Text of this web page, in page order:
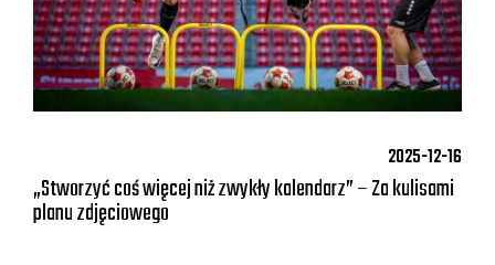
2025-12-16
„Stworzyć coś więcej niż zwykły kalendarz” – Za kulisami
planu zdjęciowego